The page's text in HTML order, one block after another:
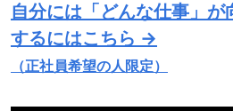
自分には「どんな仕事」
するにはこちら →
（正社員希望の人限定）